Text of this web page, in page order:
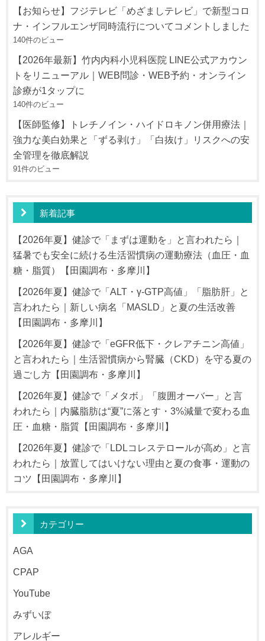
【お知らせ】フジテレビ「めざましテレビ」で新型コロ
ナ・インフルエンザ同時流行についてコメントしました
140件のビュー
【2026年最新】竹内内科小児科医院 LINE公式アカウン
トをリニューアル｜WEB問診・WEB予約・オンライン
診療が1タップに
140件のビュー
【医師監修】トレチノイン・ハイドロキノン併用療法｜
強力な美白効果と「ずる剥け」「白抜け」リスクへの安
全管理を徹底解説
91件のビュー
新着記事
【2026年夏】健診で「まずは運動を」と言われたら｜
猛暑でも安全に続ける生活習慣病の運動療法（血圧・血
糖・脂質）【田園調布・多摩川】
【2026年夏】健診で「ALT・γ-GTP高値」「脂肪肝」と
言われたら｜新しい病名「MASLD」と夏の生活改善
【田園調布・多摩川】
【2026年夏】健診で「eGFR低下・クレアチニン高値」
と言われたら｜生活習慣病から腎臓（CKD）を守る夏の
過ごし方【田園調布・多摩川】
【2026年夏】健診で「メタボ」「腹囲オーバー」と言
われたら｜内臓脂肪は“夏”に落とす・3%減量で変わる血
圧・血糖・脂質【田園調布・多摩川】
【2026年夏】健診で「LDLコレステロールが高め」と言
われたら｜放置してはいけない理由と夏の食事・運動の
コツ【田園調布・多摩川】
カテゴリー
AGA
CPAP
YouTube
みずいぼ
アレルギー